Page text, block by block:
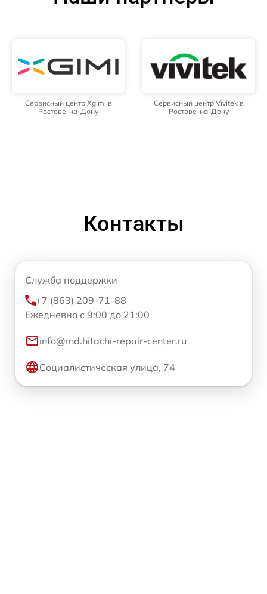
Сервисный центр Xgimi в
Ростове-на-Дону
Сервисный центр Vivitek в
Ростове-на-Дону
Контакты
Служба поддержки
+7 (863) 209-71-88
Ежедневно с 9:00 до 21:00
info@rnd.hitachi-repair-center.ru
Социалистическая улица, 74